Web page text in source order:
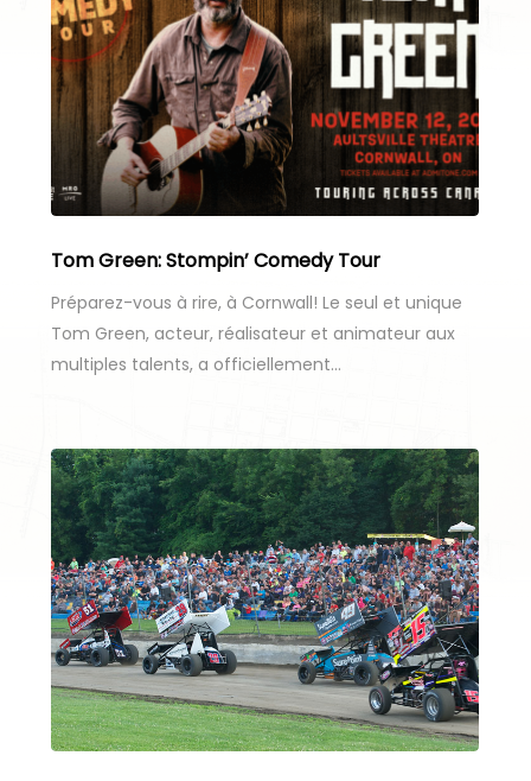
Tom Green: Stompin’ Comedy Tour
Préparez-vous à rire, à Cornwall! Le seul et unique
Tom Green, acteur, réalisateur et animateur aux
multiples talents, a officiellement…